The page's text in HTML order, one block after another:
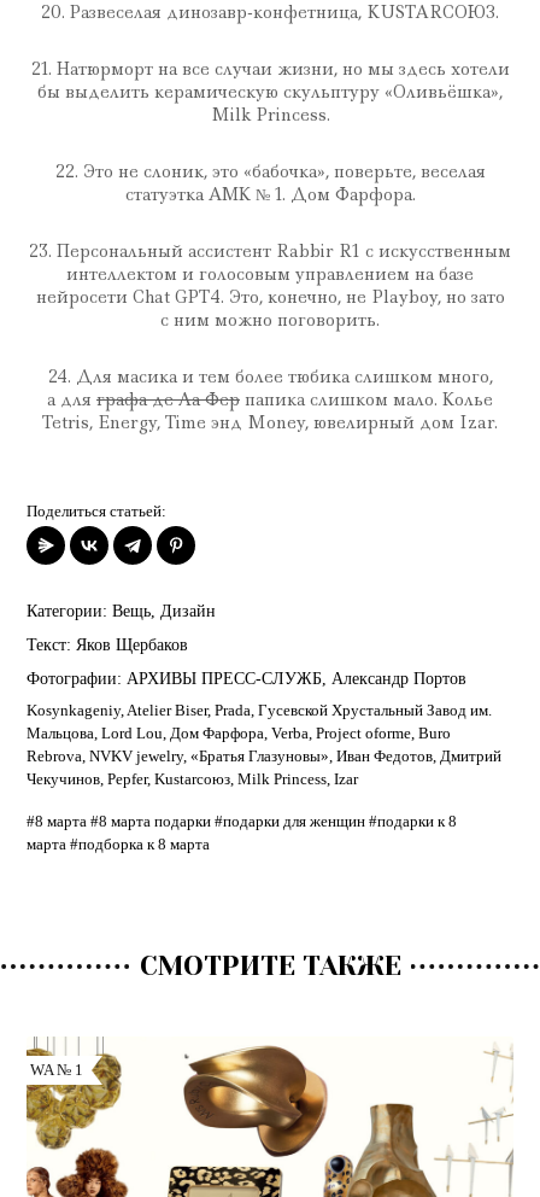
20. Развеселая динозавр-конфетница, KUSTARСОЮЗ.
21. Натюрморт на все случаи жизни, но мы здесь хотели
бы выделить керамическую скульптуру «Оливьёшка»,
Milk Princess.
22. Это не слоник, это «бабочка», поверьте, веселая
статуэтка АМК № 1. Дом Фарфора.
23. Персональный ассистент Rabbir R1 с искусственным
интеллектом и голосовым управлением на базе
нейросети Chat GPT4. Это, конечно, не Playboy, но зато
с ним можно поговорить.
24. Для масика и тем более тюбика слишком много,
а для графа де Ла Фер папика слишком мало. Колье
Tetris, Energy, Time энд Money, ювелирный дом Izar.
Поделиться статьей:
Категории:Вещь,Дизайн
Текст:Яков Щербаков
Фотографии:АРХИВЫ ПРЕСС-СЛУЖБ,Александр Портов
Kosynkageniy,Atelier Biser,Prada,Гусевской Хрустальный Завод им.
Мальцова,Lord Lou,Дом Фарфора,Verba,Project oforme,Buro
Rebrova,NVKV jewelry,«Братья Глазуновы»,Иван Федотов,Дмитрий
Чекучинов,Pepfer,Kustarсоюз,Milk Princess,Izar
#8 марта #8 марта подарки #подарки для женщин #подарки к 8
марта #подборка к 8 марта
СМОТРИТЕ ТАКЖЕ
WA № 1